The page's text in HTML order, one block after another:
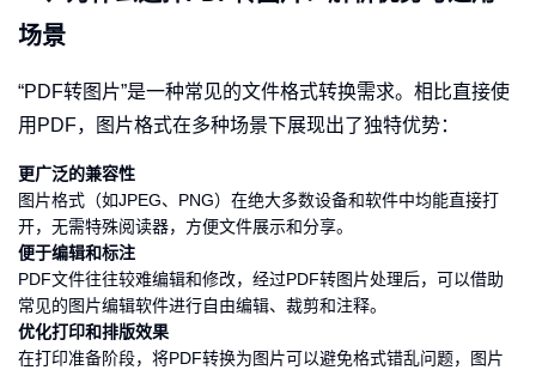
场景
“PDF转图片”是一种常见的文件格式转换需求。相比直接使
用PDF，图片格式在多种场景下展现出了独特优势：
更广泛的兼容性
图片格式（如JPEG、PNG）在绝大多数设备和软件中均能直接打
开，无需特殊阅读器，方便文件展示和分享。
便于编辑和标注
PDF文件往往较难编辑和修改，经过PDF转图片处理后，可以借助
常见的图片编辑软件进行自由编辑、裁剪和注释。
优化打印和排版效果
在打印准备阶段，将PDF转换为图片可以避免格式错乱问题，图片